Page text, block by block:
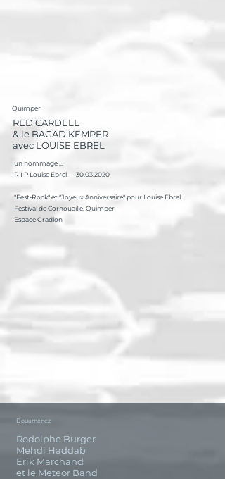
Quimper
RED CARDELL
& le BAGAD KEMPER
avec LOUISE EBREL
un hommage ...
R I P Louise Ebrel - 30.03.2020
"Fest-Rock" et "Joyeux Anniversaire" pour Louise Ebrel
Festival de Cornouaille, Quimper
Espace Gradlon
Douarnenez
Rodolphe Burger
Mehdi Haddab
Erik Marchand
et le Meteor Band